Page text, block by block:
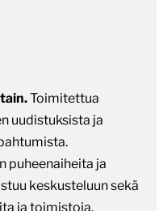
Toimitettua
uudistuksista ja
puheenaiheita ja
keskusteluun sekä
ja toimistoja.